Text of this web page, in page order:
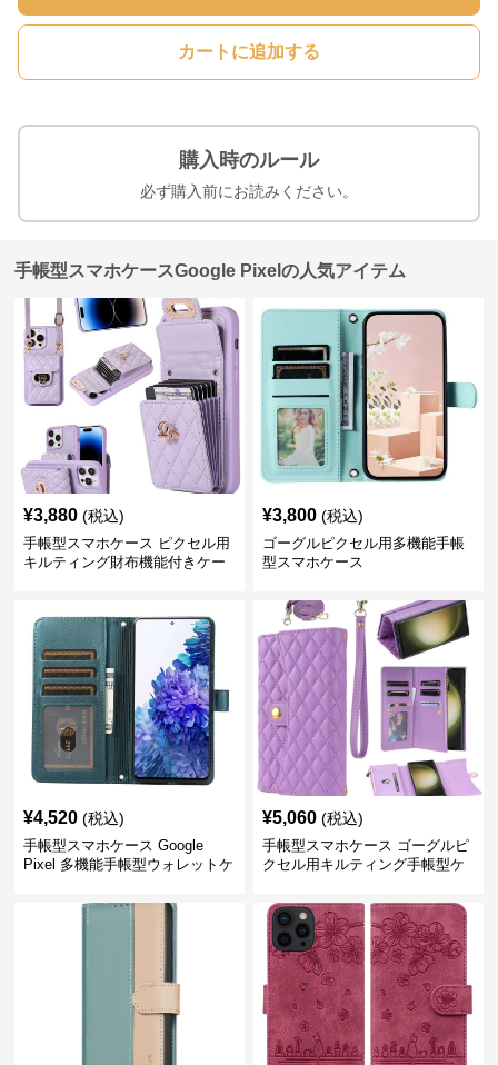
カートに追加する
購入時のルール
必ず購入前にお読みください。
手帳型スマホケースGoogle Pixelの人気アイテム
¥3,880 (税込)
手帳型スマホケース ピクセル用
キルティング財布機能付きケー
¥3,800 (税込)
ゴーグルピクセル用多機能手帳
型スマホケース
¥4,520 (税込)
手帳型スマホケース Google
Pixel 多機能手帳型ウォレットケ
¥5,060 (税込)
手帳型スマホケース ゴーグルピ
クセル用キルティング手帳型ケ